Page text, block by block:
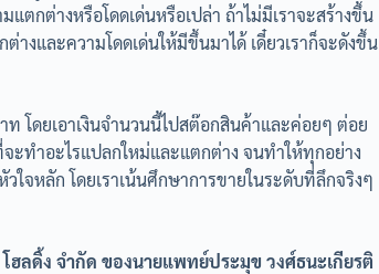
ตกต่างหรือโดดเด่นหรือเปล่า ถ้าไม่มีเราจะสร้างขึ้น
างและความโดดเด่นให้มีขึ้นมาได้ เดี๋ยวเราก็จะดังขึ้น
โดยเอาเงินจำนวนนี้ไปสต๊อกสินค้าและค่อยๆ ต่อย
ะทำอะไรแปลกใหม่และแตกต่าง จนทำให้ทุกอย่าง
ใจหลัก โดยเราเน้นศึกษาการขายในระดับที่ลึกจริงๆ
ฮลดิ้ง จำกัด ของนายแพทย์ประมุข วงศ์ธนะเกียรติ